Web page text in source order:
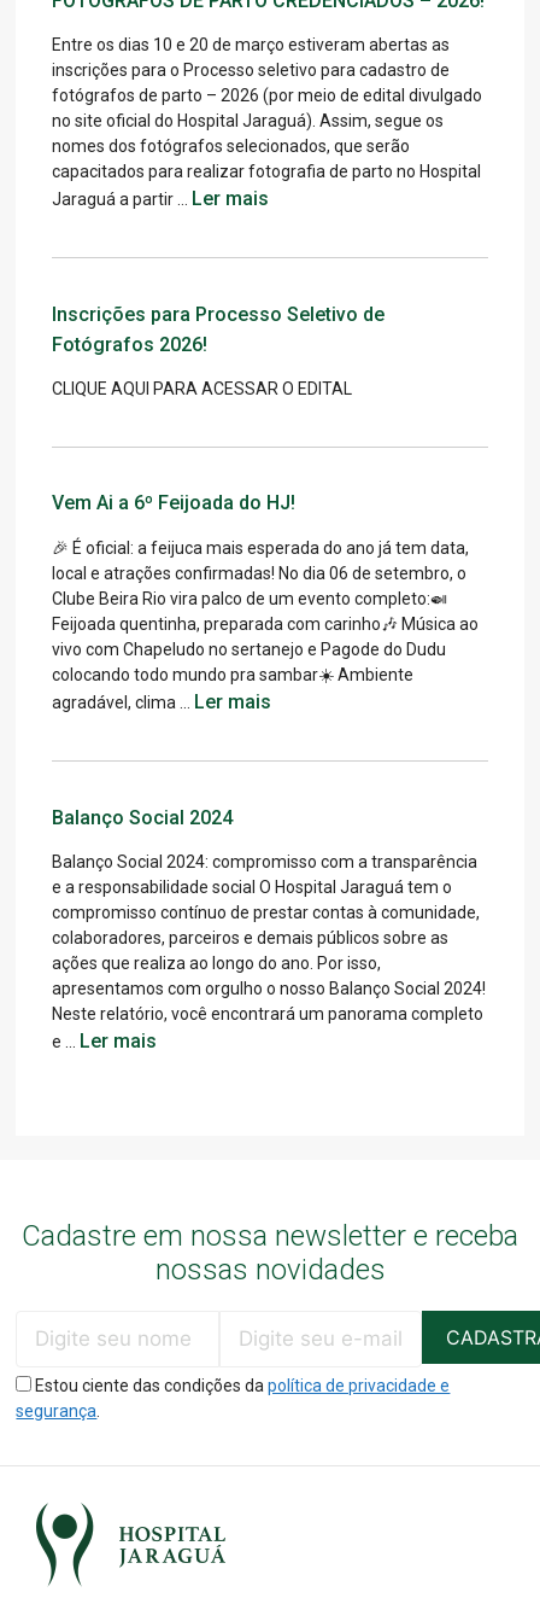
Entre os dias 10 e 20 de março estiveram abertas as
inscrições para o Processo seletivo para cadastro de
fotógrafos de parto – 2026 (por meio de edital divulgado
no site oficial do Hospital Jaraguá). Assim, segue os
nomes dos fotógrafos selecionados, que serão
capacitados para realizar fotografia de parto no Hospital
Jaraguá a partir … Ler mais
Inscrições para Processo Seletivo de
Fotógrafos 2026!
CLIQUE AQUI PARA ACESSAR O EDITAL
Vem Ai a 6º Feijoada do HJ!
🎉 É oficial: a feijuca mais esperada do ano já tem data,
local e atrações confirmadas! No dia 06 de setembro, o
Clube Beira Rio vira palco de um evento completo:🍛
Feijoada quentinha, preparada com carinho🎶 Música ao
vivo com Chapeludo no sertanejo e Pagode do Dudu
colocando todo mundo pra sambar☀️ Ambiente
agradável, clima … Ler mais
Balanço Social 2024
Balanço Social 2024: compromisso com a transparência
e a responsabilidade social O Hospital Jaraguá tem o
compromisso contínuo de prestar contas à comunidade,
colaboradores, parceiros e demais públicos sobre as
ações que realiza ao longo do ano. Por isso,
apresentamos com orgulho o nosso Balanço Social 2024!
Neste relatório, você encontrará um panorama completo
e … Ler mais
Cadastre em nossa newsletter e receba
nossas novidades
Estou ciente das condições dapolítica de privacidade e
segurança.